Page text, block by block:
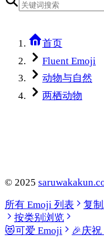
首页
Fluent Emoji
动物与自然
两栖动物
© 2025
所有 Emoji 列表
复
按类别浏览
😻可爱 Emoji 🎉庆祝